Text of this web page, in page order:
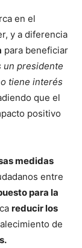
en el
y a diferencia
para beneficiar
un presidente
tiene interés
que el
positivo
medidas
entre
para la
reducir los
de